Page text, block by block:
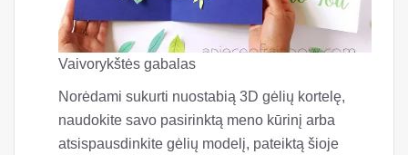
Iššokanti gėlių kortelė